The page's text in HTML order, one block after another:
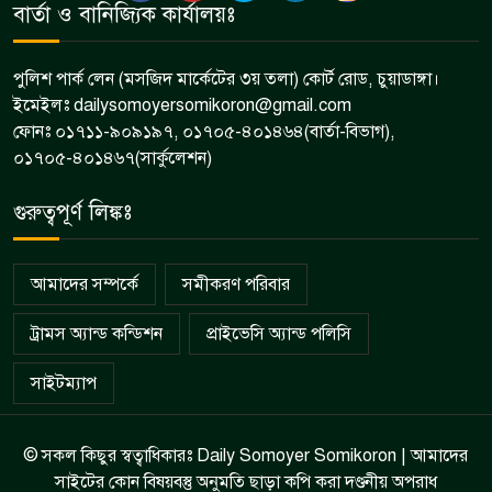
সংঘর্ষে একজন নিহত
৮
বার্তা ও বানিজ্যিক কার্যালয়ঃ
পুলিশ পার্ক লেন (মসজিদ মার্কেটের ৩য় তলা) কোর্ট রোড, চুয়াডাঙ্গা।
ইমেইলঃ dailysomoyersomikoron@gmail.com
ফোনঃ ০১৭১১-৯০৯১৯৭, ০১৭০৫-৪০১৪৬৪(বার্তা-বিভাগ),
০১৭০৫-৪০১৪৬৭(সার্কুলেশন)
গুরুত্বপূর্ণ লিঙ্কঃ
আমাদের সম্পর্কে সমীকরণ পরিবার
ট্রামস অ্যান্ড কন্ডিশন প্রাইভেসি অ্যান্ড পলিসি
সাইটম্যাপ
© সকল কিছুর স্বত্বাধিকারঃ Daily Somoyer Somikoron | আমাদের
সাইটের কোন বিষয়বস্তু অনুমতি ছাড়া কপি করা দণ্ডনীয় অপরাধ